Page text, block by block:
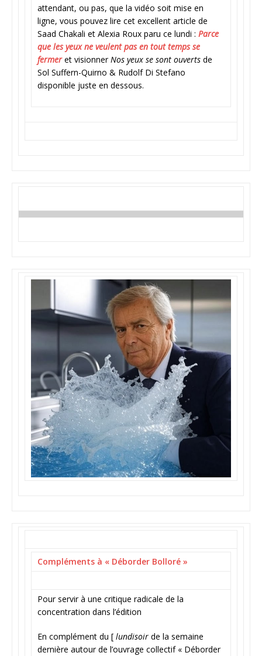
attendant, ou pas, que la vidéo soit mise en
ligne, vous pouvez lire cet excellent article de
Saad Chakali et Alexia Roux paru ce lundi : Parce
que les yeux ne veulent pas en tout temps se
fermeret visionnerNos yeux se sont ouverts de
Sol Suffern-Quirno & Rudolf Di Stefano
disponible juste en dessous.
Compléments à « Déborder Bolloré »
Pour servir à une critique radicale de la
concentration dans l’édition
En complément du [ lundisoir de la semaine
dernière autour de l’ouvrage collectif « Déborder